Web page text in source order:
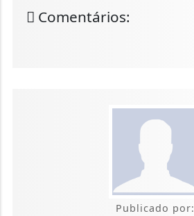
Comentários:
Publicado por: